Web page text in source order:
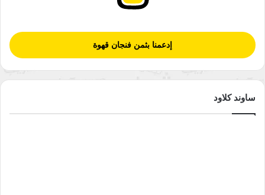
إدعمنا بثمن فنجان قهوة
ساوند كلاود